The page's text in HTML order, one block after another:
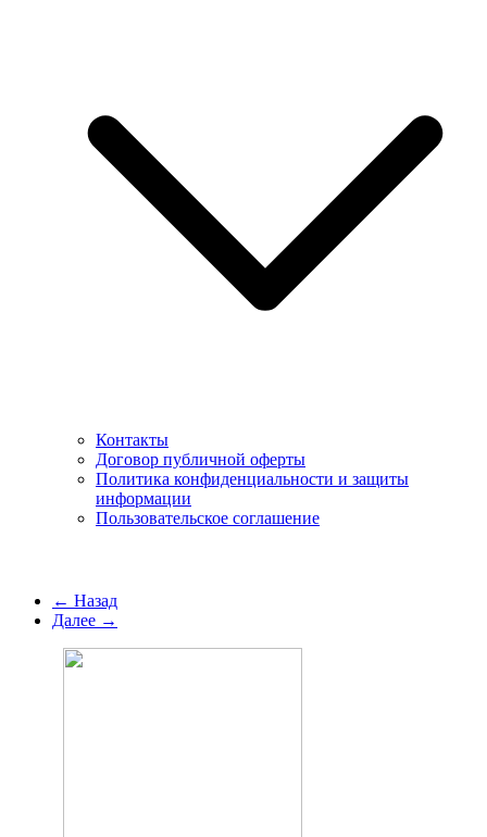
Контакты
Договор публичной оферты
Политика конфиденциальности и защиты
информации
Пользовательское соглашение
← Назад
Далее →